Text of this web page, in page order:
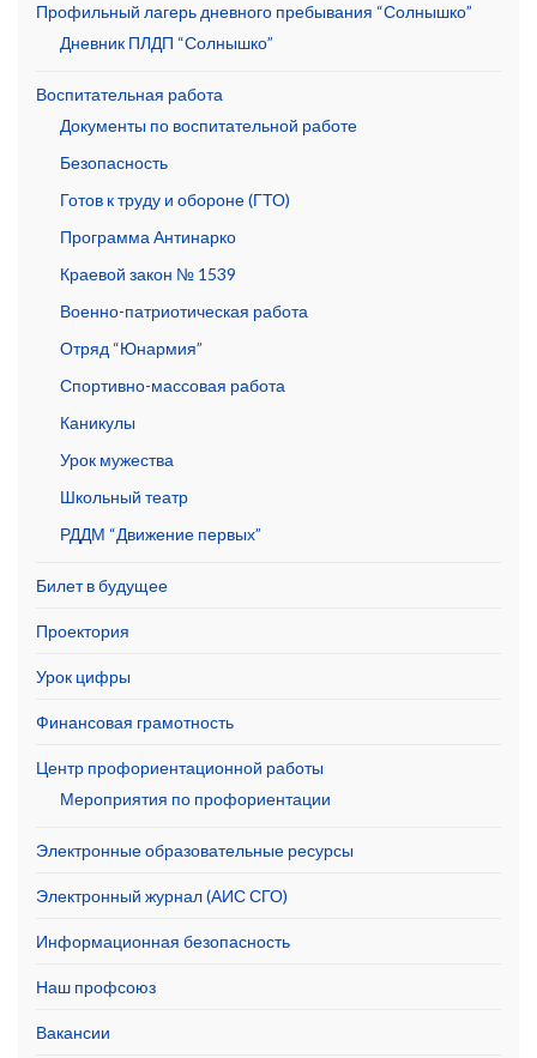
Профильный лагерь дневного пребывания “Солнышко”
Дневник ПЛДП “Солнышко”
Воспитательная работа
Документы по воспитательной работе
Безопасность
Готов к труду и обороне (ГТО)
Программа Антинарко
Краевой закон № 1539
Военно-патриотическая работа
Отряд “Юнармия”
Спортивно-массовая работа
Каникулы
Урок мужества
Школьный театр
РДДМ “Движение первых”
Билет в будущее
Проектория
Урок цифры
Финансовая грамотность
Центр профориентационной работы
Мероприятия по профориентации
Электронные образовательные ресурсы
Электронный журнал (АИС СГО)
Информационная безопасность
Наш профсоюз
Вакансии